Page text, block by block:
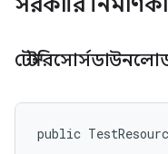
public